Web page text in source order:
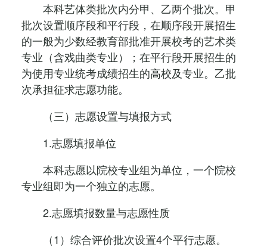
本科艺体类批次内分甲、乙两个批次。甲
批次设置顺序段和平行段，在顺序段开展招生
的一般为少数经教育部批准开展校考的艺术类
专业（含戏曲类专业）；在平行段开展招生的
为使用专业统考成绩招生的高校及专业。乙批
次承担征求志愿功能。
（三）志愿设置与填报方式
1.志愿填报单位
本科志愿以院校专业组为单位，一个院校
专业组即为一个独立的志愿。
2.志愿填报数量与志愿性质
（1）综合评价批次设置4个平行志愿。